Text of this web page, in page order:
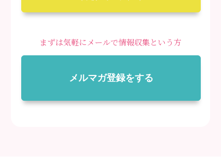
まずは気軽にメールで情報収集という方
メルマガ登録をする